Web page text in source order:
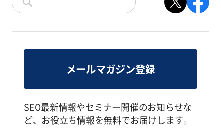
メールマガジン登録
SEO最新情報やセミナー開催のお知らせな
ど、お役立ち情報を無料でお届けします。